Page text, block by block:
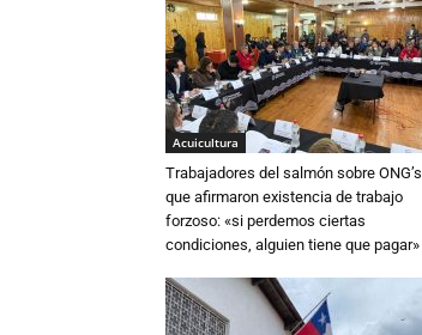
Acuicultura
Trabajadores del salmón sobre ONG’s
que afirmaron existencia de trabajo
forzoso: «si perdemos ciertas
condiciones, alguien tiene que pagar»